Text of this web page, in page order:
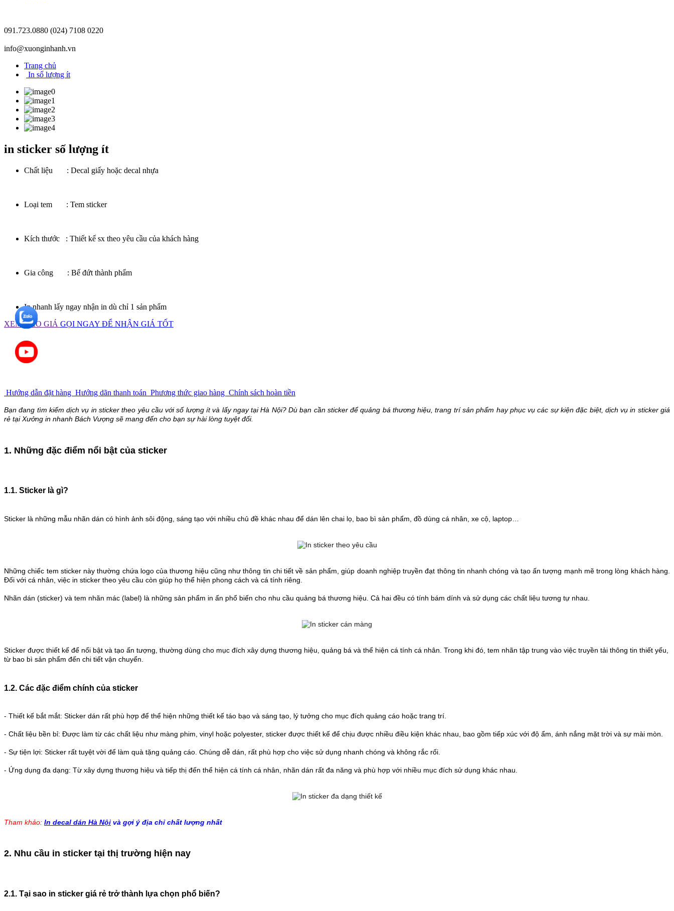
091.723.0880 (024) 7108 0220
info@xuonginhanh.vn
Trang chủ
In số lượng ít
in sticker số lượng ít
Chất liệu : Decal giấy hoặc decal nhựa
Loại tem : Tem sticker
Kích thước : Thiết kế sx theo yêu cầu của khách hàng
Gia công : Bế đứt thành phẩm
In nhanh lấy ngay nhận in dù chỉ 1 sản phẩm
XEM BÁO GIÁ GỌI NGAY ĐỂ NHẬN GIÁ TỐT
Hướng dẫn đặt hàng Hướng dãn thanh toán Phương thức giao hàng Chính sách hoàn tiền
Bạn đang tìm kiếm dịch vụ in sticker theo yêu cầuvới số lượng ít và lấy ngay tại Hà Nội? Dù bạn cần sticker để quảng bá thương hiệu, trang trí sản phẩm hay phục vụ các sự kiện đặc biệt, dịch vụ in sticker giá
rẻ tại Xưởng in nhanh Bách Vượng sẽ mang đến cho bạn sự hài lòng tuyệt đối.
1. Những đặc điểm nổi bật của sticker
1.1. Sticker là gì?
Sticker là những mẫu nhãn dán có hình ảnh sôi động, sáng tạo với nhiều chủ đề khác nhau để dán lên chai lọ, bao bì sản phẩm, đồ dùng cá nhân, xe cộ, laptop…
Những chiếc tem sticker này thường chứa logo của thương hiệu cũng như thông tin chi tiết về sản phẩm, giúp doanh nghiệp truyền đạt thông tin nhanh chóng và tạo ấn tượng mạnh mẽ trong lòng khách hàng.
Đối với cá nhân, việc in sticker theo yêu cầu còn giúp họ thể hiện phong cách và cá tính riêng.
Nhãn dán (sticker) và tem nhãn mác (label) là những sản phẩm in ấn phổ biến cho nhu cầu quảng bá thương hiệu. Cả hai đều có tính bám dính và sử dụng các chất liệu tương tự nhau.
Sticker được thiết kế để nổi bật và tạo ấn tượng, thường dùng cho mục đích xây dựng thương hiệu, quảng bá và thể hiện cá tính cá nhân. Trong khi đó, tem nhãn tập trung vào việc truyền tải thông tin thiết yếu,
từ bao bì sản phẩm đến chi tiết vận chuyển.
1.2. Các đặc điểm chính của sticker
- Thiết kế bắt mắt: Sticker dán rất phù hợp để thể hiện những thiết kế táo bạo và sáng tạo, lý tưởng cho mục đích quảng cáo hoặc trang trí.
- Chất liệu bền bỉ: Được làm từ các chất liệu như màng phim, vinyl hoặc polyester, sticker được thiết kế để chịu được nhiều điều kiện khác nhau, bao gồm tiếp xúc với độ ẩm, ánh nắng mặt trời và sự mài mòn.
- Sự tiện lợi: Sticker rất tuyệt vời để làm quà tặng quảng cáo. Chúng dễ dán, rất phù hợp cho việc sử dụng nhanh chóng và không rắc rối.
- Ứng dụng đa dạng: Từ xây dựng thương hiệu và tiếp thị đến thể hiện cá tính cá nhân, nhãn dán rất đa năng và phù hợp với nhiều mục đích sử dụng khác nhau.
Tham khảo: In decal dán Hà Nội và gợi ý địa chỉ chất lượng nhất
2. Nhu cầu in sticker tại thị trường hiện nay
2.1. Tại sao in sticker giá rẻ trở thành lựa chọn phổ biến?